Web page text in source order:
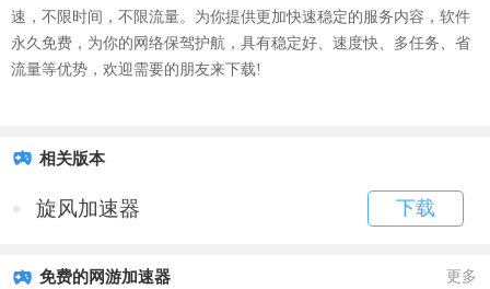
速，不限时间，不限流量。为你提供更加快速稳定的服务内容，软件
永久免费，为你的网络保驾护航，具有稳定好、速度快、多任务、省
流量等优势，欢迎需要的朋友来下载!
相关版本
旋风加速器 下载
免费的网游加速器 更多